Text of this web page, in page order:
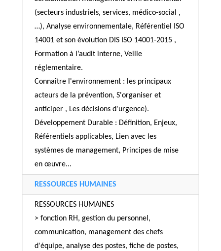
(secteurs industriels, services, médico-social ,
…), Analyse environnementale, Référentiel ISO
14001 et son évolution DIS ISO 14001-2015 ,
Formation à l’audit interne, Veille
réglementaire.
Connaître l'environnement : les principaux
acteurs de la prévention, S'organiser et
anticiper , Les décisions d'urgence).
Développement Durable : Définition, Enjeux,
Référentiels applicables, Lien avec les
systèmes de management, Principes de mise
en œuvre...
RESSOURCES HUMAINES
RESSOURCES HUMAINES
> fonction RH, gestion du personnel,
communication, management des chefs
d'équipe, analyse des postes, fiche de postes,